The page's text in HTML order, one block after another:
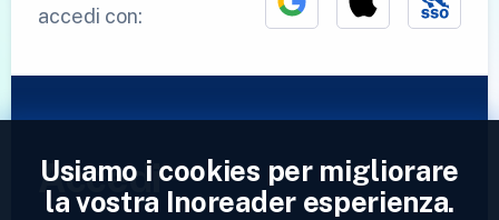
accedi con:
Accedi
Usiamo i cookies per migliorare
la vostra Inoreader esperienza.